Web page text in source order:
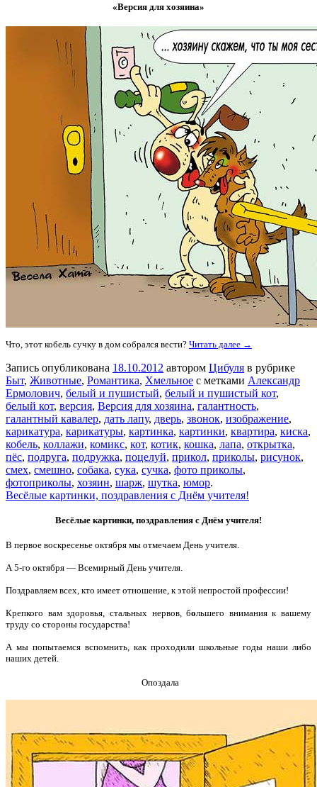
«Версия для хозяина»
Что, этот кобель сучку в дом собрался вести? Читать далее →
Запись опубликована 18.10.2012 автором Цибуля в рубрике
Быт, Животные, Романтика, Хмельное с метками Александр
Ермолович, белый и пушистый, белый и пушистый кот,
белый кот, версия, Версия для хозяина, галантность,
галантный кавалер, дать лапу, дверь, звонок, изображение,
карикатура, карикатуры, картинка, картинки, квартира, киска,
кобель, коллажи, комикс, кот, котик, кошка, лапа, открытка,
пёс, подруга, подружка, поцелуй, прикол, приколы, рисунок,
смех, смешно, собака, сука, сучка, фото приколы,
фотоприколы, хозяин, шарж, шутка, юмор.
Весёлые картинки, поздравления с Днём учителя!
Весёлые картинки, поздравления с Днём учителя!
В первое воскресенье октября мы отмечаем День учителя.
А 5-го октября — Всемирный День учителя.
Поздравляем всех, кто имеет отношение, к этой непростой профессии!
Крепкого вам здоровья, стальных нервов, большего внимания к вашему
труду со стороны государства!
А мы попытаемся вспомнить, как проходили школьные годы наши либо
наших детей.
Опоздала